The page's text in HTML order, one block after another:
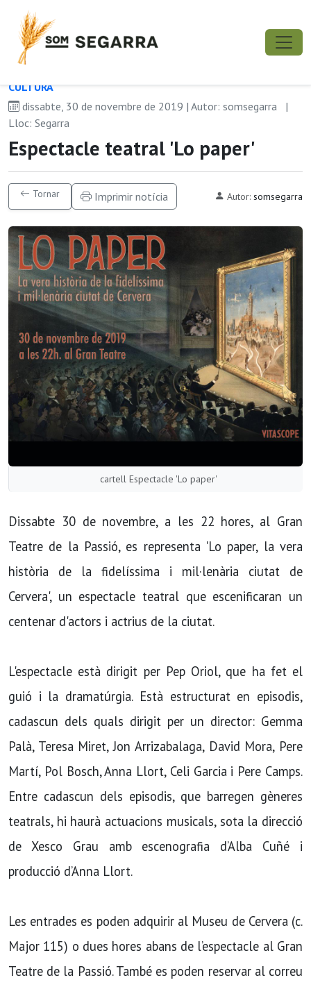
CULTURA
dissabte, 30 de novembre de 2019 | Autor: somsegarra
|
Lloc: Segarra
Espectacle teatral 'Lo paper'
Tornar Imprimir notícia Autor: somsegarra
cartell Espectacle 'Lo paper'
Dissabte 30 de novembre, a les 22 hores, al Gran
Teatre de la Passió, es representa 'Lo paper, la vera
història de la fidelíssima i mil·lenària ciutat de
Cervera', un espectacle teatral que escenificaran un
centenar d'actors i actrius de la ciutat.
L'espectacle està dirigit per Pep Oriol, que ha fet el
guió i la dramatúrgia. Està estructurat en episodis,
cadascun dels quals dirigit per un director: Gemma
Palà, Teresa Miret, Jon Arrizabalaga, David Mora, Pere
Martí, Pol Bosch, Anna Llort, Celi Garcia i Pere Camps.
Entre cadascun dels episodis, que barregen gèneres
teatrals, hi haurà actuacions musicals, sota la direcció
de Xesco Grau amb escenografia d’Alba Cuñé i
producció d’Anna Llort.
Les entrades es poden adquirir al Museu de Cervera (c.
Major 115) o dues hores abans de l’espectacle al Gran
Teatre de la Passió. També es poden reservar al correu